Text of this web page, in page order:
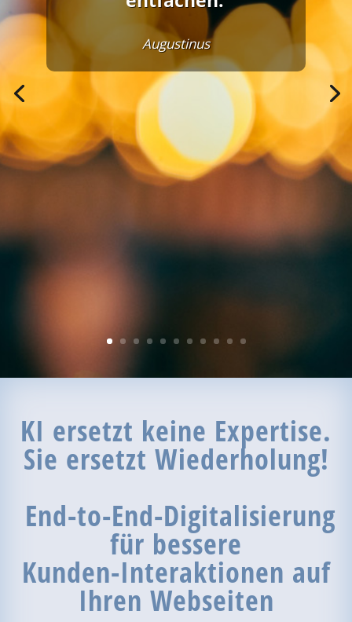
Augustinus
KI ersetzt keine Expertise.
Sie ersetzt Wiederholung!
End-to-End-Digitalisierung
für bessere
Kunden-Interaktionen auf
Ihren Webseiten